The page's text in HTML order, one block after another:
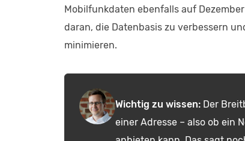
Mobilfunkdaten ebenfalls auf
daran, die Datenbasis zu verbessern
minimieren.
Wichtig zu wissen: Der
einer Adresse – also ob ein